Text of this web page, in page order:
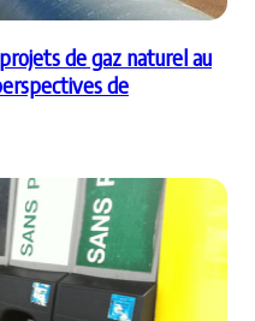
de gaz naturel au
de